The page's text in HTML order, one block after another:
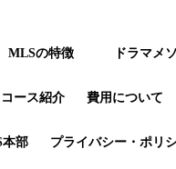
MLSの特徴 ドラマメ
コース紹介 費用について
部 プライバシー・ポリ